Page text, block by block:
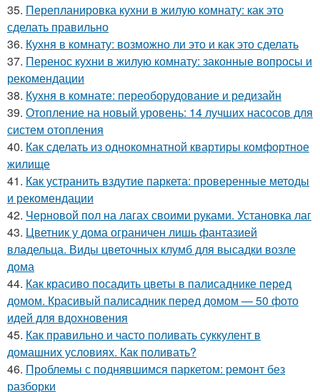
35. Перепланировка кухни в жилую комнату: как это
сделать правильно
36. Кухня в комнату: возможно ли это и как это сделать
37. Перенос кухни в жилую комнату: законные вопросы и
рекомендации
38. Кухня в комнате: переоборудование и редизайн
39. Отопление на новый уровень: 14 лучших насосов для
систем отопления
40. Как сделать из однокомнатной квартиры комфортное
жилище
41. Как устранить вздутие паркета: проверенные методы
и рекомендации
42. Черновой пол на лагах своими руками. Установка лаг
43. Цветник у дома ограничен лишь фантазией
владельца. Виды цветочных клумб для высадки возле
дома
44. Как красиво посадить цветы в палисаднике перед
домом. Красивый палисадник перед домом — 50 фото
идей для вдохновения
45. Как правильно и часто поливать суккулент в
домашних условиях. Как поливать?
46. Проблемы с поднявшимся паркетом: ремонт без
разборки